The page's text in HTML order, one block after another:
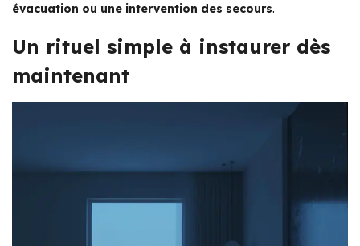
évacuation ou une intervention des secours.
Un rituel simple à instaurer dès
maintenant